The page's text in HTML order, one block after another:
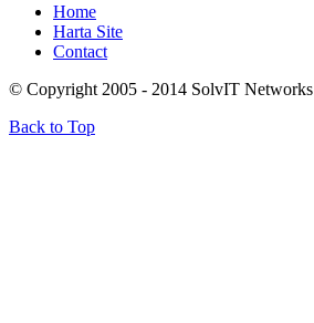
Home
Harta Site
Contact
© Copyright 2005 - 2014 SolvIT Networks
Back to Top